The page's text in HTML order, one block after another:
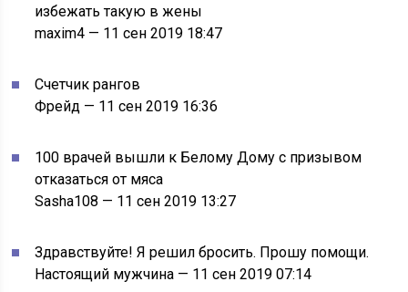
избежать такую в жены
maxim4 — 11 сен 2019 18:47
Счетчик рангов
Фрейд — 11 сен 2019 16:36
100 врачей вышли к Белому Дому с призывом
отказаться от мяса
Sasha108 — 11 сен 2019 13:27
Здравствуйте! Я решил бросить. Прошу помощи.
Настоящий мужчина — 11 сен 2019 07:14